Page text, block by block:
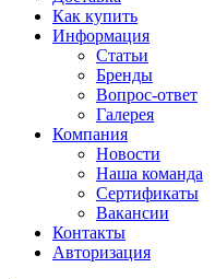
Как купить
Информация
Статьи
Бренды
Вопрос-ответ
Галерея
Компания
Новости
Наша команда
Сертификаты
Вакансии
Контакты
Авторизация